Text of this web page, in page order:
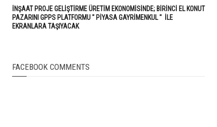
İNŞAAT PROJE GELİŞTİRME ÜRETİM EKONOMİSİNDE; BİRİNCİ EL KONUT
PAZARINI GPPS PLATFORMU " PİYASA GAYRİMENKUL " İLE
EKRANLARA TAŞIYACAK
FACEBOOK COMMENTS